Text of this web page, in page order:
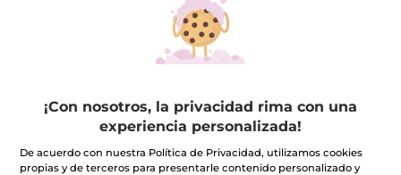
Leche Corporal Vainilla
Leche Corporal
Nutritiva
¡Con nosotros, la privacidad rima con una
experiencia personalizada!
De acuerdo con nuestra Política de Privacidad, utilizamos cookies
propias y de terceros para presentarle contenido personalizado y